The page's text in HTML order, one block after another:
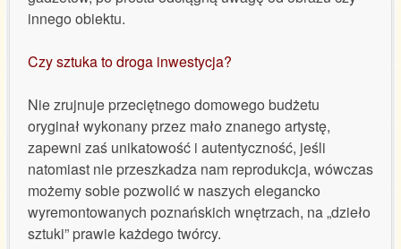
innego obiektu.
Czy sztuka to droga inwestycja?
Nie zrujnuje przeciętnego domowego budżetu
oryginał wykonany przez mało znanego artystę,
zapewni zaś unikatowość i autentyczność, jeśli
natomiast nie przeszkadza nam reprodukcja, wówczas
możemy sobie pozwolić w naszych elegancko
wyremontowanych poznańskich wnętrzach, na „dzieło
sztuki” prawie każdego twórcy.